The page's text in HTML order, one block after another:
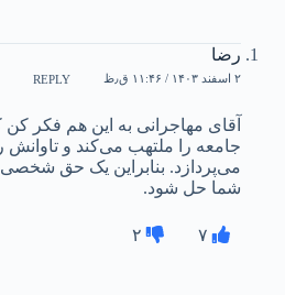
رضا
۲ اسفند ۱۴۰۳ / ۱۱:۴۶ ق٫ظ REPLY
آقای مهاجرانی به این هم فکر کن
جامعه را ملتهب می‌کند و تاوانش
می‌پردازد. بنابراین یک حق
شما حل شود.
۷ ۲